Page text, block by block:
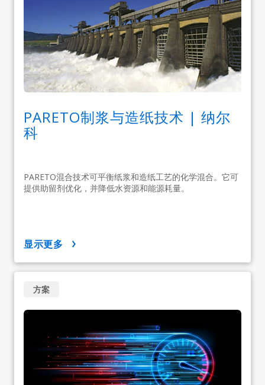
PARETO制浆与造纸技术 | 纳尔
科
PARETO混合技术可平衡纸浆和造纸工艺的化学混合。它可
提供助留剂优化，并降低水资源和能源耗量。
显示更多
方案